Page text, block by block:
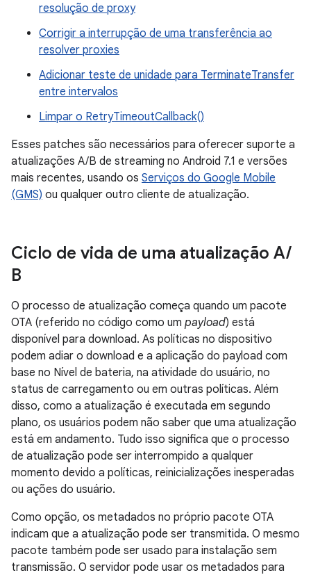
resolução de proxy
Corrigir a interrupção de uma transferência ao
resolver proxies
Adicionar teste de unidade para TerminateTransfer
entre intervalos
Limpar o RetryTimeoutCallback()
Esses patches são necessários para oferecer suporte a
atualizações A/B de streaming no Android 7.1 e versões
mais recentes, usando os Serviços do Google Mobile
(GMS) ou qualquer outro cliente de atualização.
Ciclo de vida de uma atualização A/
B
O processo de atualização começa quando um pacote
OTA (referido no código como um payload) está
disponível para download. As políticas no dispositivo
podem adiar o download e a aplicação do payload com
base no Nível de bateria, na atividade do usuário, no
status de carregamento ou em outras políticas. Além
disso, como a atualização é executada em segundo
plano, os usuários podem não saber que uma atualização
está em andamento. Tudo isso significa que o processo
de atualização pode ser interrompido a qualquer
momento devido a políticas, reinicializações inesperadas
ou ações do usuário.
Como opção, os metadados no próprio pacote OTA
indicam que a atualização pode ser transmitida. O mesmo
pacote também pode ser usado para instalação sem
transmissão. O servidor pode usar os metadados para